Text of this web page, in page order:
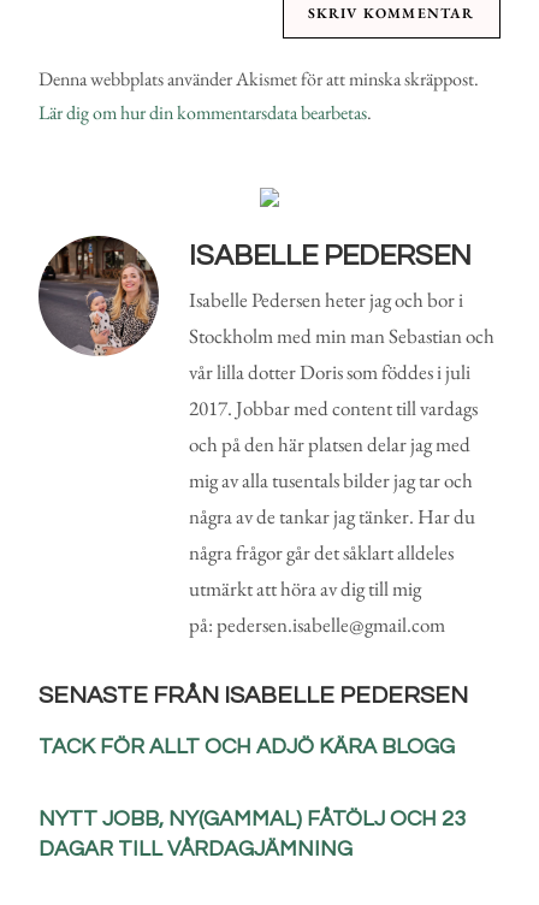
Denna webbplats använder Akismet för att minska skräppost.
Lär dig om hur din kommentarsdata bearbetas.
ISABELLE PEDERSEN
Isabelle Pedersen heter jag och bor i
Stockholm med min man Sebastian och
vår lilla dotter Doris som föddes i juli
2017. Jobbar med content till vardags
och på den här platsen delar jag med
mig av alla tusentals bilder jag tar och
några av de tankar jag tänker. Har du
några frågor går det såklart alldeles
utmärkt att höra av dig till mig
på: pedersen.isabelle@gmail.com
SENASTE FRÅN ISABELLE PEDERSEN
TACK FÖR ALLT OCH ADJÖ KÄRA BLOGG
NYTT JOBB, NY(GAMMAL) FÅTÖLJ OCH 23
DAGAR TILL VÅRDAGJÄMNING